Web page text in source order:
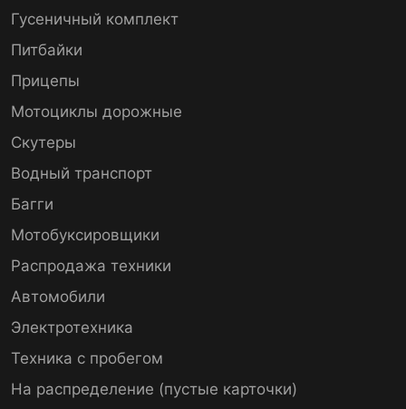
Гусеничный комплект
Питбайки
Прицепы
Мотоциклы дорожные
Скутеры
Водный транспорт
Багги
Мотобуксировщики
Распродажа техники
Автомобили
Электротехника
Техника с пробегом
На распределение (пустые карточки)